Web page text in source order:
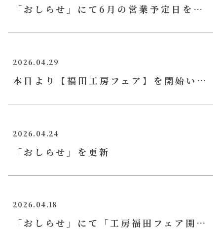
「おしらせ」にて6月の営業予定日を公開しました
2026.04.29
本日より【福田工房フェア】を開始いたしました
2026.04.24
「おしらせ」を更新
2026.04.18
「おしらせ」にて「工房福田フェア開催告知」を更新